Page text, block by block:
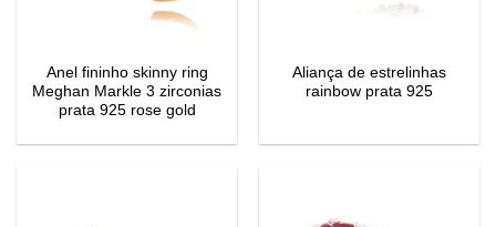
Anel fininho skinny ring
Meghan Markle 3 zirconias
prata 925 rose gold
Aliança de estrelinhas
rainbow prata 925